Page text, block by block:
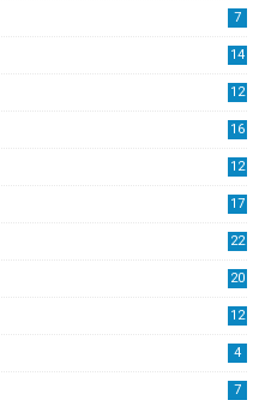
7
14
12
16
12
17
22
20
12
4
7